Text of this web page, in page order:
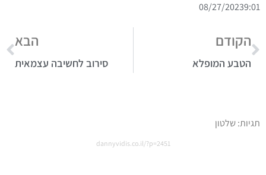
9:01
08/27/2023
הקודם
הטבע המופלא
הבא
סירוב לחשיבה עצמאית
תגיות:שלטון
dannyvidis.co.il/?p=2451